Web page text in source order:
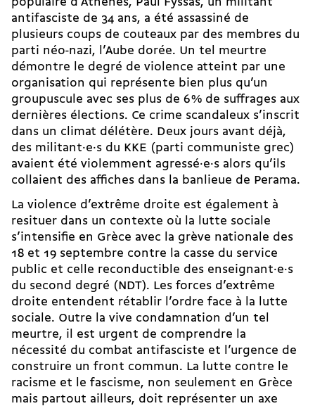
antifasciste de 34 ans, a été assassiné de
plusieurs coups de couteaux par des membres du
parti néo-nazi, l’Aube dorée. Un tel meurtre
démontre le degré de violence atteint par une
organisation qui représente bien plus qu’un
groupuscule avec ses plus de 6 % de suffrages aux
dernières élections. Ce crime scandaleux s’inscrit
dans un climat délétère. Deux jours avant déjà,
des mi­li­tant·e·s du KKE (parti communiste grec)
avaient été violemment agres­sé·e·s alors qu’ils
collaient des affiches dans la banlieue de Perama.
La violence d’extrême droite est également à
resituer dans un contexte où la lutte sociale
s’intensifie en Grèce avec la grève nationale des
18 et 19 septembre contre la casse du service
public et celle reconductible des en­seignant·e·s
du second degré (NDT). Les forces d’extrême
droite entendent rétablir l’ordre face à la lutte
sociale. Outre la vive condamnation d’un tel
meurtre, il est urgent de comprendre la
nécessité du combat antifasciste et l’urgence de
construire un front commun. La lutte contre le
racisme et le fascisme, non seulement en Grèce
mais partout ailleurs, doit représenter un axe